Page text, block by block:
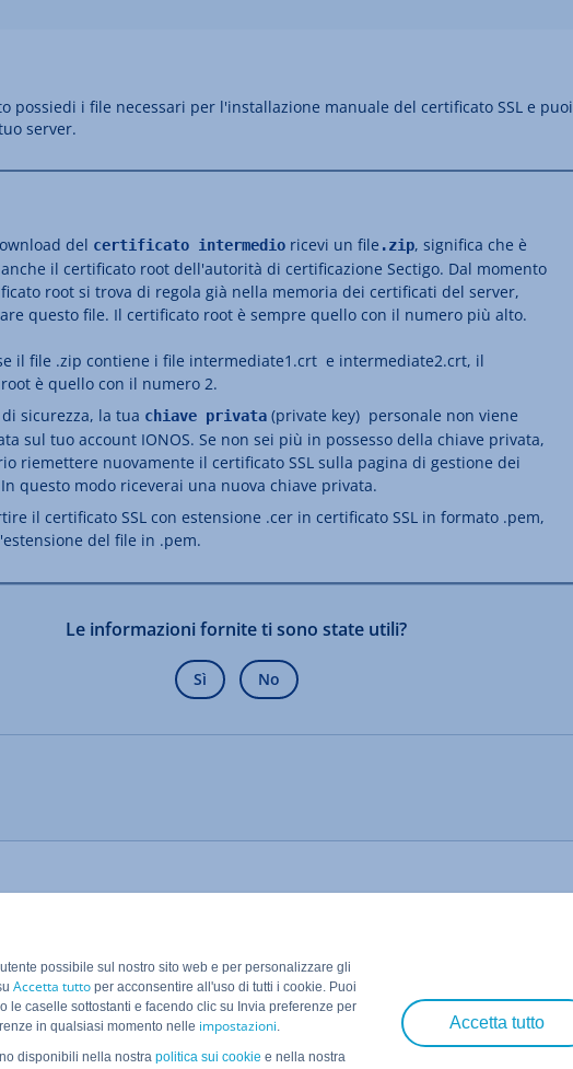
possiedi i file necessari per l'installazione manuale del certificato SSL e puoi
server.
del certificato intermedio ricevi un file .zip, significa che è
il certificato root dell'autorità di certificazione Sectigo. Dal momento
root si trova di regola già nella memoria dei certificati del server,
questo file. Il certificato root è sempre quello con il numero più alto.
il file .zip contiene i file intermediate1.crt e intermediate2.crt, il
è quello con il numero 2.
sicurezza, la tua chiave privata (private key) personale non viene
sul tuo account IONOS. Se non sei più in possesso della chiave privata,
riemettere nuovamente il certificato SSL sulla pagina di gestione dei
questo modo riceverai una nuova chiave privata.
il certificato SSL con estensione .cer in certificato SSL in formato .pem,
del file in .pem.
Le informazioni fornite ti sono state utili?
Sì No
possibile sul nostro sito web e per personalizzare gli
Accetta tuttoper acconsentire all'uso di tutti i cookie. Puoi
caselle sottostanti e facendo clic su Invia preferenze per
in qualsiasi momento nelle impostazioni
disponibili nella nostra politica sui cookie e nella nostra
Accetta tutto